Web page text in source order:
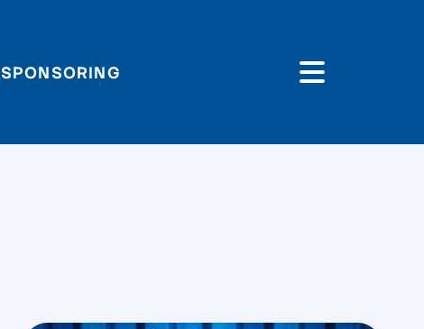
SPONSORING